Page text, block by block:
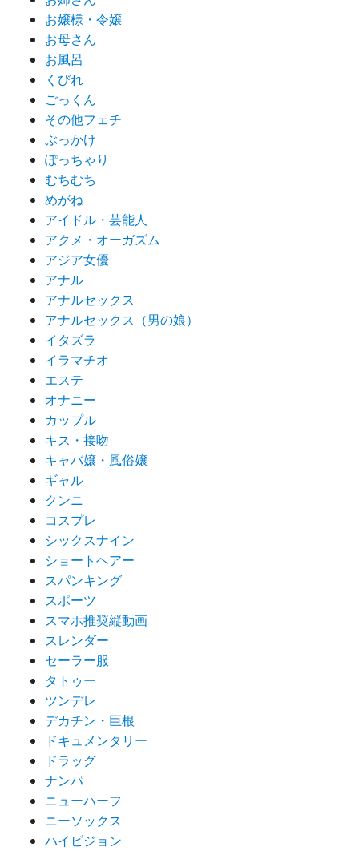
お嬢様・令嬢
お母さん
お風呂
くびれ
ごっくん
その他フェチ
ぶっかけ
ぽっちゃり
むちむち
めがね
アイドル・芸能人
アクメ・オーガズム
アジア女優
アナル
アナルセックス
アナルセックス（男の娘）
イタズラ
イラマチオ
エステ
オナニー
カップル
キス・接吻
キャバ嬢・風俗嬢
ギャル
クンニ
コスプレ
シックスナイン
ショートヘアー
スパンキング
スポーツ
スマホ推奨縦動画
スレンダー
セーラー服
タトゥー
ツンデレ
デカチン・巨根
ドキュメンタリー
ドラッグ
ナンパ
ニューハーフ
ニーソックス
ハイビジョン